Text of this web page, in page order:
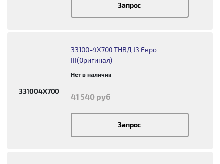
Запрос
331004X700
33100-4X700 ТНВД J3 Евро
III(Оригинал)
Нет в наличии
41 540 руб
Запрос